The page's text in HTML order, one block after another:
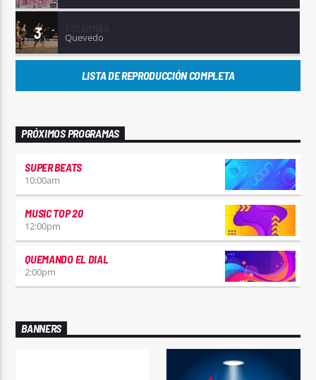
3 Quevedo
LISTA DE REPRODUCCIÓN COMPLETA
PRÓXIMOS PROGRAMAS
SUPER BEATS
10:00am
MUSIC TOP 20
12:00pm
QUEMANDO EL DIAL
2:00pm
BANNERS